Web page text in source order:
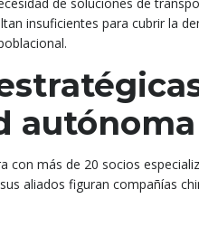
insuficientes para cubrir la
autónoma
con más de 20 socios
aliados figuran compañías